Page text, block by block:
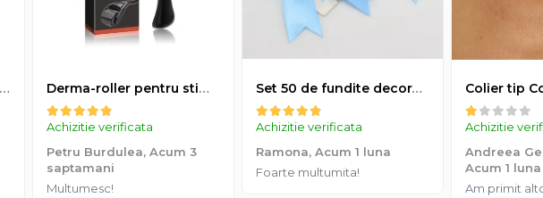
Poster roluit din hartie Leonardo Da Vinci, Vitruvian Man, vintage, 51x35 cm Derma-roller pentru stimularea cresterii parului, scalp si barba, Beard Roller
Achizitie verificata
Petru Burdulea, Acum 3
saptamani
Multumesc!
Set 50 de fundite decorative, EVNC, Blue Satin , potrivite pentru masini, scaune sau pahare, albastru
Achizitie verificata
Ramona, Acum 1 luna
Foarte multumita!
Achizitie
Andreea
Acum 1 luna
Am primit